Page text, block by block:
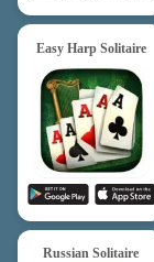
Easy Harp Solitaire
Russian Solitaire